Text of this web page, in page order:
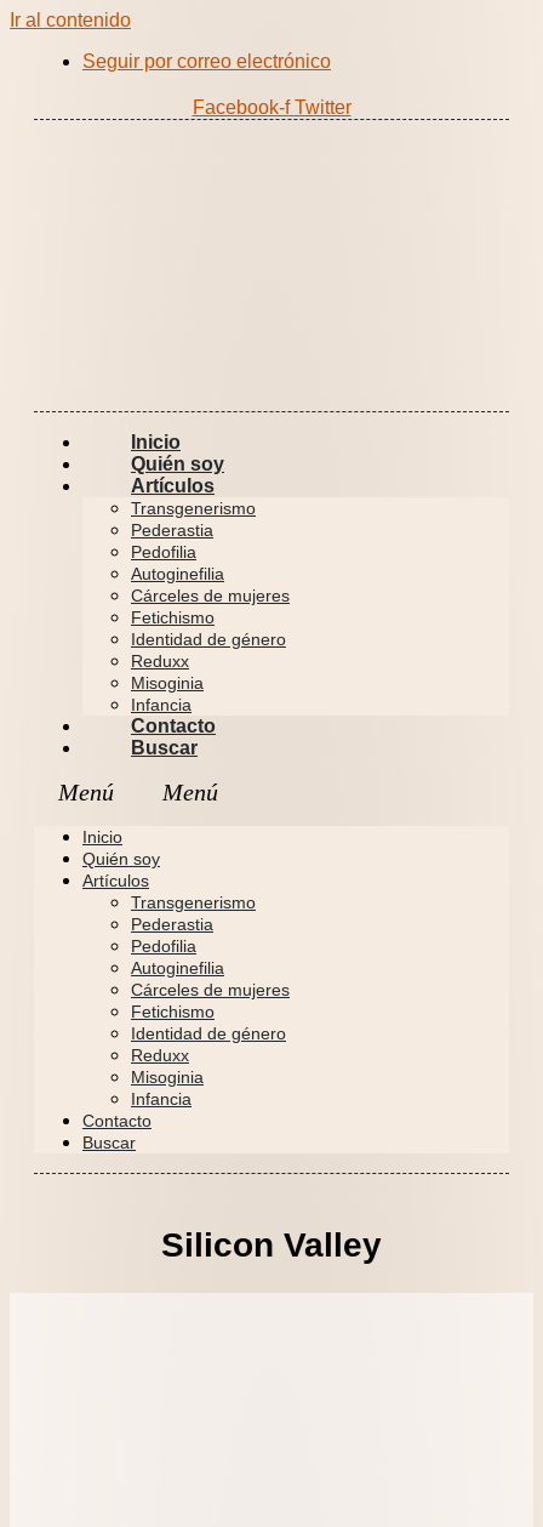
Ir al contenido
Seguir por correo electrónico
Facebook-f Twitter
Inicio
Quién soy
Artículos
Transgenerismo
Pederastia
Pedofilia
Autoginefilia
Cárceles de mujeres
Fetichismo
Identidad de género
Reduxx
Misoginia
Infancia
Contacto
Buscar
Inicio
Quién soy
Artículos
Transgenerismo
Pederastia
Pedofilia
Autoginefilia
Cárceles de mujeres
Fetichismo
Identidad de género
Reduxx
Misoginia
Infancia
Contacto
Buscar
Silicon Valley